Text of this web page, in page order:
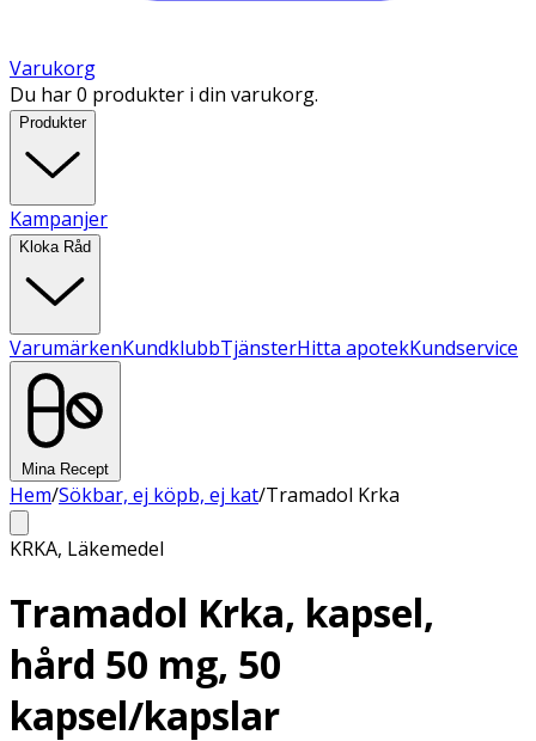
Varukorg
Du har 0 produkter i din varukorg.
Produkter
Kampanjer
Kloka Råd
VarumärkenKundklubbTjänsterHitta apotekKundservice
Mina Recept
Hem/Sökbar, ej köpb, ej kat/Tramadol Krka
KRKA, Läkemedel
Tramadol Krka, kapsel,
hård 50 mg, 50
kapsel/kapslar